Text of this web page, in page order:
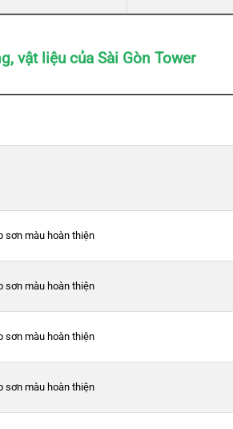
vật liệu của Sài Gòn Tower
sơn màu hoàn thiện
sơn màu hoàn thiện
sơn màu hoàn thiện
sơn màu hoàn thiện